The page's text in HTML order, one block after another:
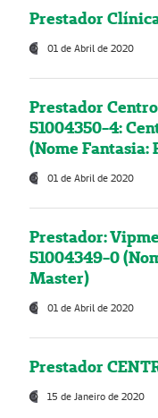
Prestador
01 de Abril de 2020
Prestador
51004350-4:
(Nome
01 de Abril de 2020
Prestador:
51004349-0
Master)
01 de Abril de 2020
Prestador
15 de Janeiro de 2020